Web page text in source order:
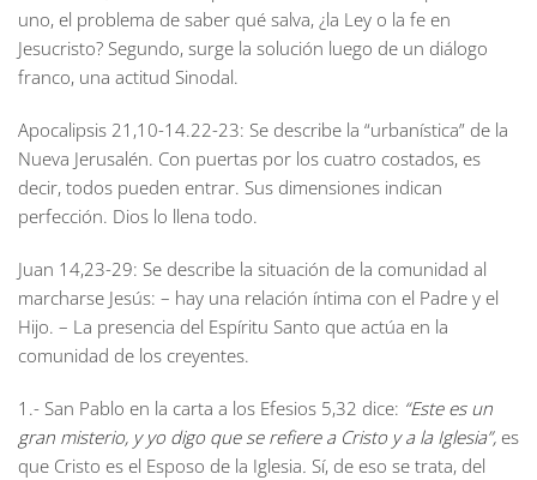
uno, el problema de saber qué salva, ¿la Ley o la fe en
Jesucristo? Segundo, surge la solución luego de un diálogo
franco, una actitud Sinodal.
Apocalipsis 21,10-14.22-23: Se describe la “urbanística” de la
Nueva Jerusalén. Con puertas por los cuatro costados, es
decir, todos pueden entrar. Sus dimensiones indican
perfección. Dios lo llena todo.
Juan 14,23-29: Se describe la situación de la comunidad al
marcharse Jesús: – hay una relación íntima con el Padre y el
Hijo. – La presencia del Espíritu Santo que actúa en la
comunidad de los creyentes.
1.- San Pablo en la carta a los Efesios 5,32 dice: “Este es un
gran misterio, y yo digo que se refiere a Cristo y a la Iglesia”, es
que Cristo es el Esposo de la Iglesia. Sí, de eso se trata, del